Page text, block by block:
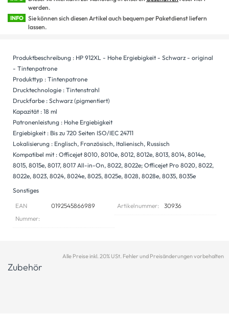
werden.
INFO
Sie können sich diesen Artikel auch bequem per Paketdienst liefern
lassen.
Produktbeschreibung : HP 912XL - Hohe Ergiebigkeit - Schwarz - original
- Tintenpatrone
Produkttyp : Tintenpatrone
Drucktechnologie : Tintenstrahl
Druckfarbe : Schwarz (pigmentiert)
Kapazität : 18 ml
Patronenleistung : Hohe Ergiebigkeit
Ergiebigkeit : Bis zu 720 Seiten ISO/IEC 24711
Lokalisierung : Englisch, Französisch, Italienisch, Russisch
Kompatibel mit : Officejet 8010, 8010e, 8012, 8012e, 8013, 8014, 8014e,
8015, 8015e, 8017, 8017 All-in-On, 8022, 8022e; Officejet Pro 8020, 8022,
8022e, 8023, 8024, 8024e, 8025, 8025e, 8028, 8028e, 8035, 8035e
Sonstiges
EAN
Nummer:
0192545866989 Artikelnummer: 30936
Alle Preise inkl. 20% USt. Fehler und Preisänderungen vorbehalten
Zubehör